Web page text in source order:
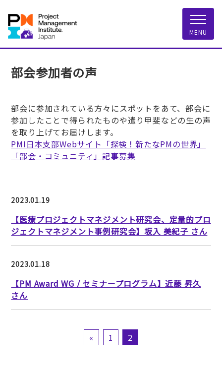
一般社団法人 PMI
MENU
部会参加者の声
部会に参加されている方々にスポットをあて、部会に
参加したことで得られたものや遣り甲斐などの生の声
を取り上げてお届けします。
PMI日本支部Webサイト「探検！新たなPMの世界」
「部会・コミュニティ」記事募集
2023.01.19
【医療プロジェクトマネジメント研究会、定量的プロ
ジェクトマネジメント事例研究会】坂入 美紀子 さん
2023.01.18
【PM Award WG / セミナープログラム】近藤 昇久
さん
« 1 2